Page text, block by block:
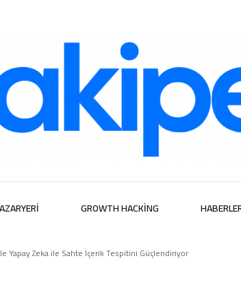
Dijital
GROWTH HACKING
Yapay Zeka ile Sahte İçerik Tespitini Güçlendiriyor